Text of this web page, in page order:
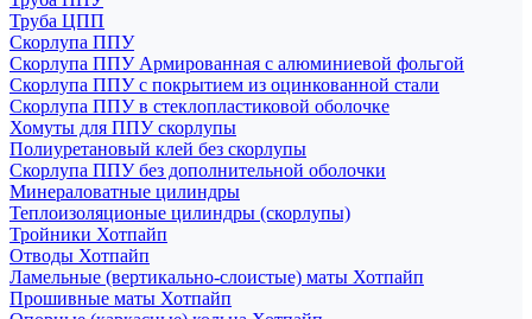
Труба ЦПП
Скорлупа ППУ
Скорлупа ППУ Армированная с алюминиевой фольгой
Скорлупа ППУ с покрытием из оцинкованной стали
Скорлупа ППУ в стеклопластиковой оболочке
Хомуты для ППУ скорлупы
Полиуретановый клей без скорлупы
Скорлупа ППУ без дополнительной оболочки
Минераловатные цилиндры
Теплоизоляционые цилиндры (скорлупы)
Тройники Хотпайп
Отводы Хотпайп
Ламельные (вертикально-слоистые) маты Хотпайп
Прошивные маты Хотпайп